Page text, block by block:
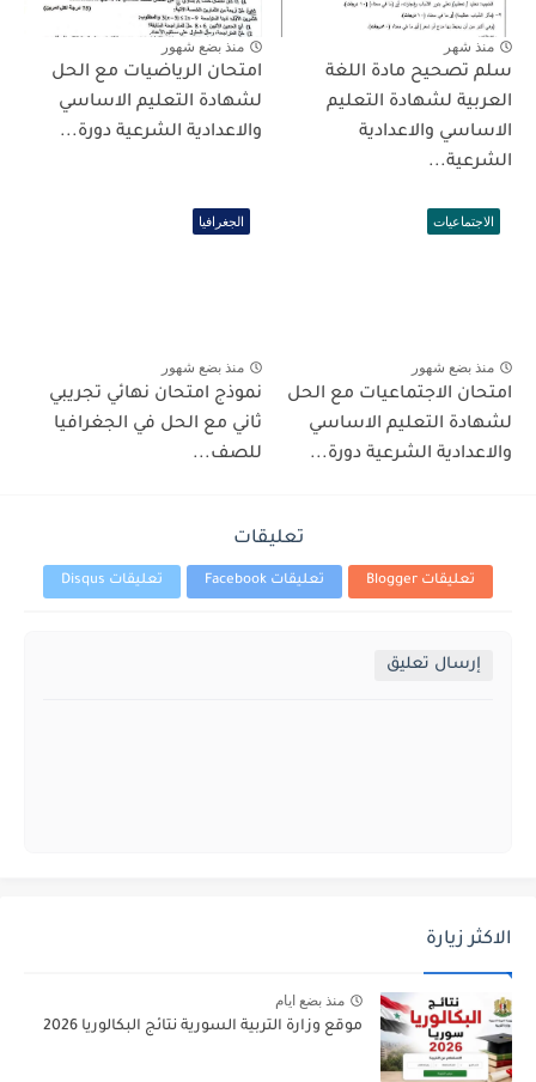
منذ شهر
سلم تصحيح مادة اللغة
العربية لشهادة التعليم
الاساسي والاعدادية
الشرعية...
منذ بضع شهور
امتحان الرياضيات مع الحل
لشهادة التعليم الاساسي
والاعدادية الشرعية دورة...
الاجتماعيات
منذ بضع شهور
امتحان الاجتماعيات مع الحل
لشهادة التعليم الاساسي
والاعدادية الشرعية دورة...
الجغرافيا
منذ بضع شهور
نموذج امتحان نهائي تجريبي
ثاني مع الحل في الجغرافيا
للصف...
تعليقات
تعليقات Blogger تعليقات Facebook تعليقات Disqus
إرسال تعليق
الاكثر زيارة
منذ بضع ايام
موقع وزارة التربية السورية نتائج البكالوريا 2026